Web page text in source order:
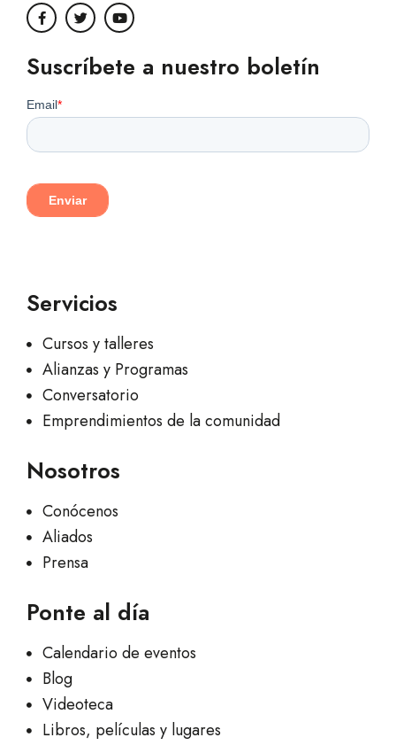
Suscríbete a nuestro boletín
Servicios
Cursos y talleres
Alianzas y Programas
Conversatorio
Emprendimientos de la comunidad
Nosotros
Conócenos
Aliados
Prensa
Ponte al día
Calendario de eventos
Blog
Videoteca
Libros, películas y lugares